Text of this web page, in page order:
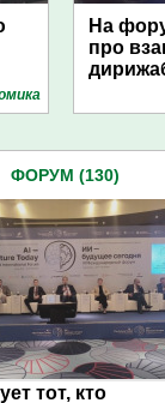
На
про
ФОРУМ (130)
тот, кто